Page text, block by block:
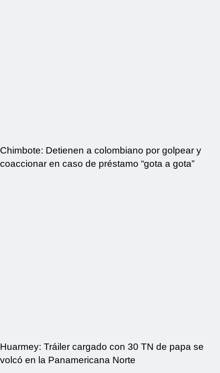
Chimbote: Detienen a colombiano por golpear y
coaccionar en caso de préstamo “gota a gota”
Huarmey: Tráiler cargado con 30 TN de papa se
volcó en la Panamericana Norte